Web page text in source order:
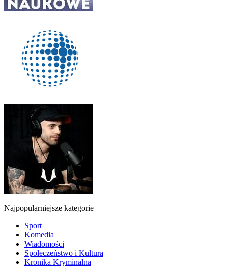
Najpopularniejsze kategorie
Sport
Komedia
Wiadomości
Społeczeństwo i Kultura
Kronika Kryminalna